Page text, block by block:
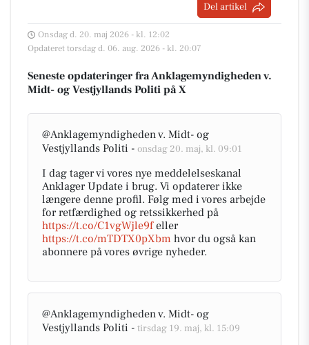
Del artikel
Onsdag d. 20. maj 2026 - kl. 12:02
Opdateret torsdag d. 06. aug. 2026 - kl. 20:07
Seneste opdateringer fra Anklagemyndigheden v.
Midt- og Vestjyllands Politi på X
@Anklagemyndigheden v. Midt- og
Vestjyllands Politi - onsdag 20. maj, kl. 09:01
I dag tager vi vores nye meddelelseskanal
Anklager Update i brug. Vi opdaterer ikke
længere denne profil. Følg med i vores arbejde
for retfærdighed og retssikkerhed på
https://t.co/C1vgWjle9feller
https://t.co/mTDTX0pXbm hvor du også kan
abonnere på vores øvrige nyheder.
@Anklagemyndigheden v. Midt- og
Vestjyllands Politi - tirsdag 19. maj, kl. 15:09